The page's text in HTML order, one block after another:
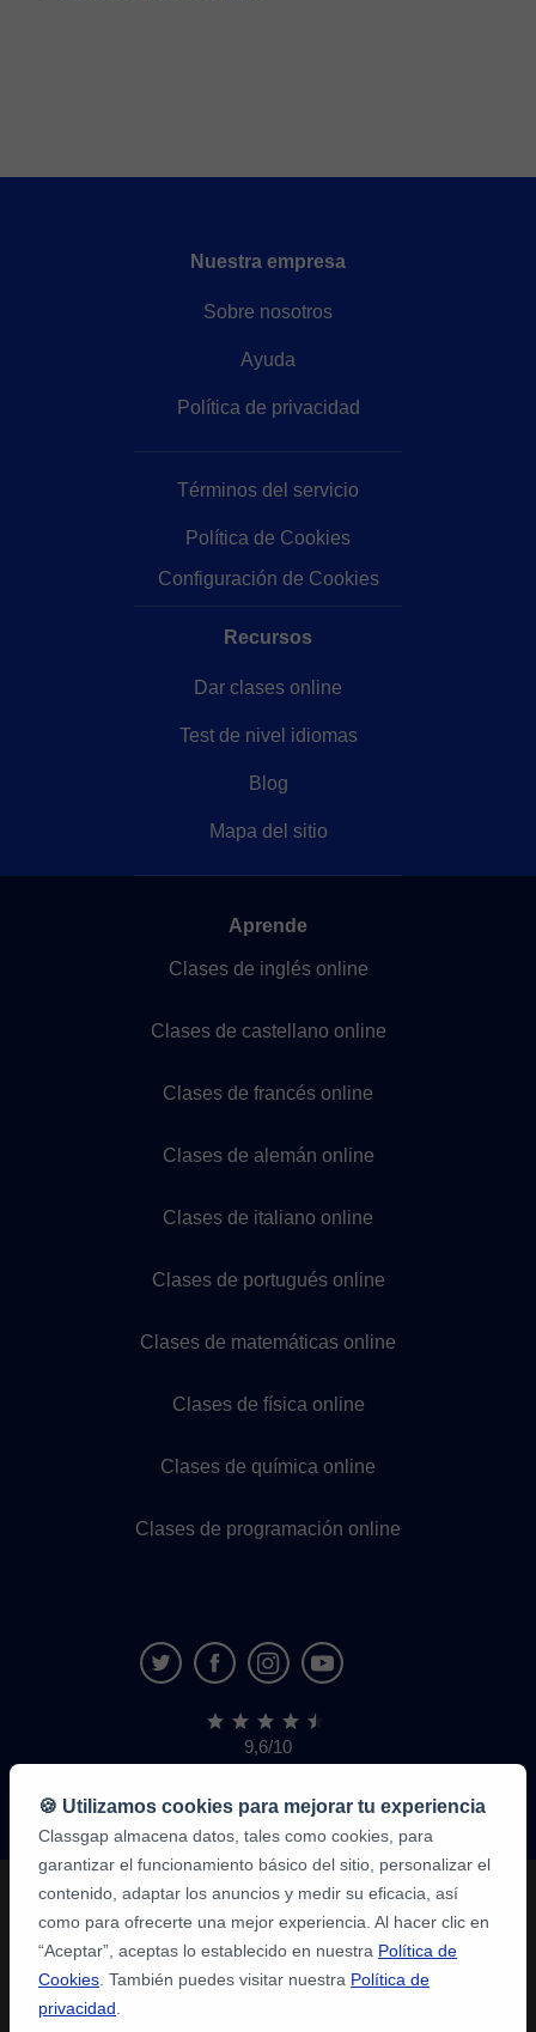
Nuestra empresa
Sobre nosotros
Ayuda
Política de privacidad
Términos del servicio
Política de Cookies
Configuración de Cookies
Recursos
Dar clases online
Test de nivel idiomas
Blog
Mapa del sitio
Aprende
Clases de inglés online
Clases de castellano online
Clases de francés online
Clases de alemán online
Clases de italiano online
Clases de portugués online
Clases de matemáticas online
Clases de física online
Clases de química online
Clases de programación online
9,6/10
1.339.284
de
alumnos
🍪 Utilizamos cookies para mejorar tu experiencia
Classgap almacena datos, tales como cookies, para
garantizar el funcionamiento básico del sitio, personalizar el
contenido, adaptar los anuncios y medir su eficacia, así
como para ofrecerte una mejor experiencia. Al hacer clic en
“Aceptar”, aceptas lo establecido en nuestra Política de
Cookies . También puedes visitar nuestra Política de
privacidad